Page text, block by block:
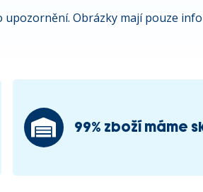
Obrázky mají pouze
99% zboží máme